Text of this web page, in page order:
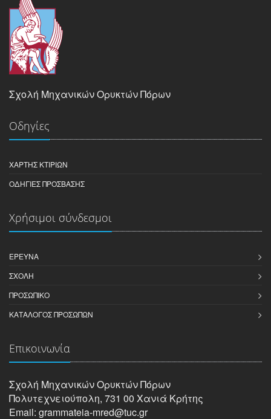
Σχολή Μηχανικών Ορυκτών Πόρων
Οδηγίες
ΧΆΡΤΗΣ ΚΤΙΡΊΩΝ
ΟΔΗΓΊΕΣ ΠΡΌΣΒΑΣΗΣ
Χρήσιμοι σύνδεσμοι
ΈΡΕΥΝΑ
ΣΧΟΛΉ
ΠΡΟΣΩΠΙΚΌ
ΚΑΤΆΛΟΓΟΣ ΠΡΟΣΏΠΩΝ
Επικοινωνία
Σχολή Μηχανικών Oρυκτών Πόρων
Πολυτεχνειούπολη, 731 00 Χανιά Κρήτης
Email: grammateia-mred@tuc.gr